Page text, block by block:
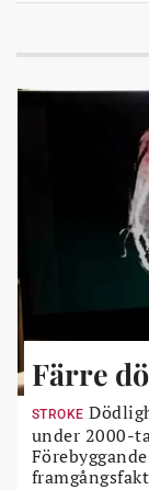
Färre
STROKE
under 2000-